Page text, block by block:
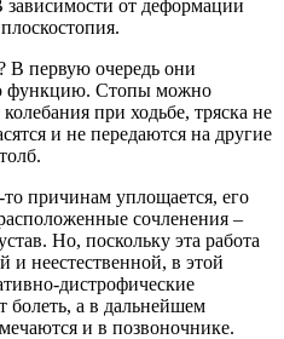
от деформации
В первую очередь они
функцию. Стопы можно
при ходьбе, тряска не
и не передаются на другие
причинам уплощается, его
сочленения –
Но, поскольку эта работа
и неестественной, в этой
дистрофические
болеть, а в дальнейшем
и в позвоночнике.